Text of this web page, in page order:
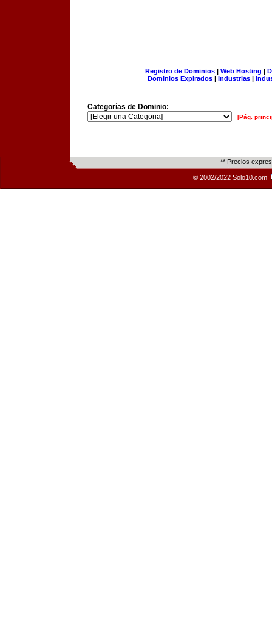
Registro de Dominios| Web Hosting |
Dominios Expirados | Industrias |
Categorías de Dominio:
[Pág.
** Precios
© 2002/2022 Solo10.com